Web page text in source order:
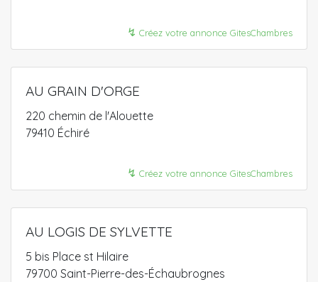
↯ Créez votre annonce GitesChambres
AU GRAIN D'ORGE
220 chemin de l'Alouette
79410 Échiré
↯ Créez votre annonce GitesChambres
AU LOGIS DE SYLVETTE
5 bis Place st Hilaire
79700 Saint-Pierre-des-Échaubrognes